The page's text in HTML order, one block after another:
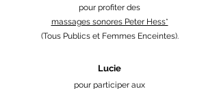
pour profiter des
massages sonores Peter Hess*
(Tous Publics et Femmes Enceintes).
Lucie
pour participer aux